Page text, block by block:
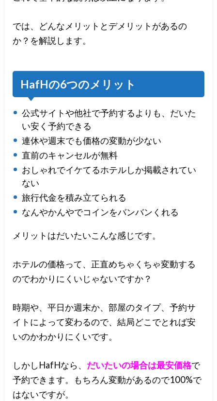
では、どんなメリットとデメリットがあるの
か？を解説します。
HafHの6つのメリット
公式サイトや他社で予約するよりも、だいた
い安く予約できる
連休や週末でも価格の変動が少ない
直前のキャンセルが無料
おしゃれでイケてるホテルしか掲載されてい
ない
旅行代金を積み立てられる
なんやかんやでコインをバンバンくれる
メリットはだいたいこんな感じです。
ホテルの価格って、正直めちゃくちゃ変動する
のでわかりにくいじゃないですか？
時期や、平日か週末か、部屋のタイプ、予約サ
イトによって変わるので、結局どこでとれば安
いのかわかりにくいです。
しかしHafHなら、 だいたいの場合は最安価格で
予約できます。もちろん変動があるので100%で
はないですが。